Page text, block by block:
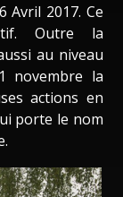
Avril 2017. Ce
Outre la
au niveau
novembre la
actions en
porte le nom